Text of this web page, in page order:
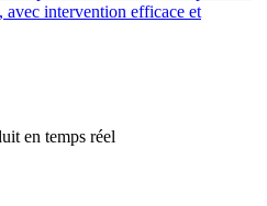
avec intervention efficace et
en temps réel